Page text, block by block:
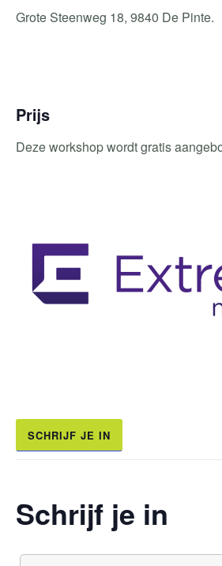
Grote Steenweg 18, 9840 De Pinte.
Prijs
Deze workshop wordt gratis
SCHRIJF JE IN
Schrijf je in